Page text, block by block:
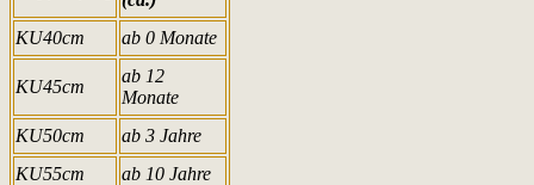
KU40cm
ab 0 Monate
KU45cm
ab 12
Monate
KU50cm
ab 3 Jahre
KU55cm
ab 10 Jahre